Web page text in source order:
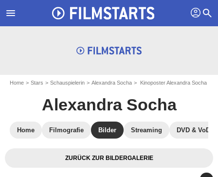
menu profil search
Home Stars Schauspielerin Alexandra Socha Kinoposter Alexandra Socha
Alexandra Socha
Home Filmografie Bilder Streaming DVD & VoD
ZURÜCK ZUR BILDERGALERIE